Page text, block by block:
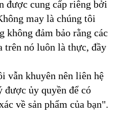
được cung cấp riêng bởi
may là chúng tôi
không đảm bảo rằng các
trên nó luôn là thực, đầy
vẫn khuyên nên liên hệ
ủy quyền để có
về sản phẩm của bạn".